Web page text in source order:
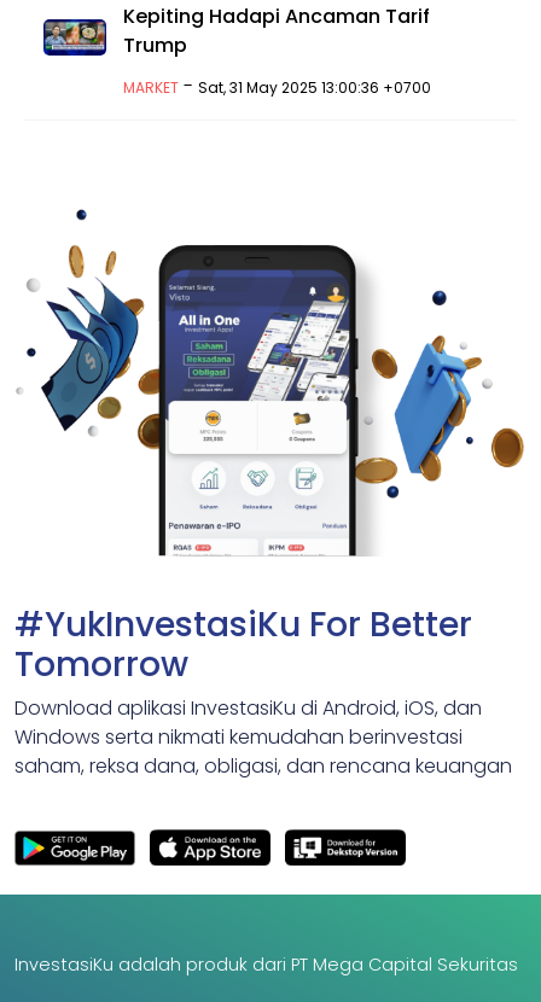
Kepiting Hadapi Ancaman Tarif
Trump
MARKET -Sat, 31 May 2025 13:00:36 +0700
#YukInvestasiKu For Better
Tomorrow
Download aplikasi InvestasiKu di Android, iOS, dan
Windows serta nikmati kemudahan berinvestasi
saham, reksa dana, obligasi, dan rencana keuangan
InvestasiKu adalah produk dari PT Mega Capital Sekuritas